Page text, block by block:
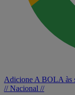
Adicione A BOLA às
// Nacional //